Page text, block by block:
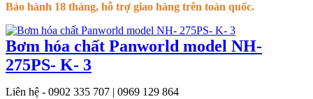
Bảo hành 18 tháng, hỗ trợ giao hàng trên toàn quốc.
Bơm hóa chất Panworld model NH-
275PS- K- 3
Liên hệ - 0902 335 707 | 0969 129 864